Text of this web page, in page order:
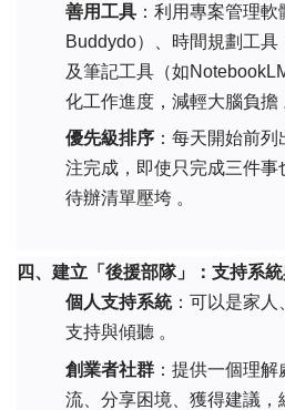
善用工具：利用專案管理軟
Buddydo）、時間規劃工具
及筆記工具（如
化工作進度，減輕大腦負擔
優先級排序：每天開始前列
注完成，即使只完成三件
待辦清單壓垮 。
四、建立「後援部隊」：支持系
個人支持系統：可以是家人
支持與傾聽 。
創業者社群：提供一個理解
流、分享困境、獲得建議